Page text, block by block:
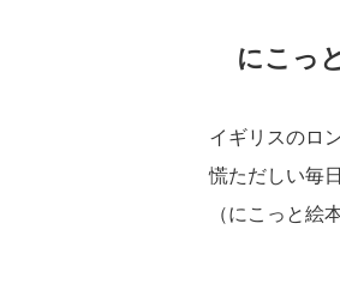
にこっ
イギリスのロ
慌ただしい毎
（にこっと